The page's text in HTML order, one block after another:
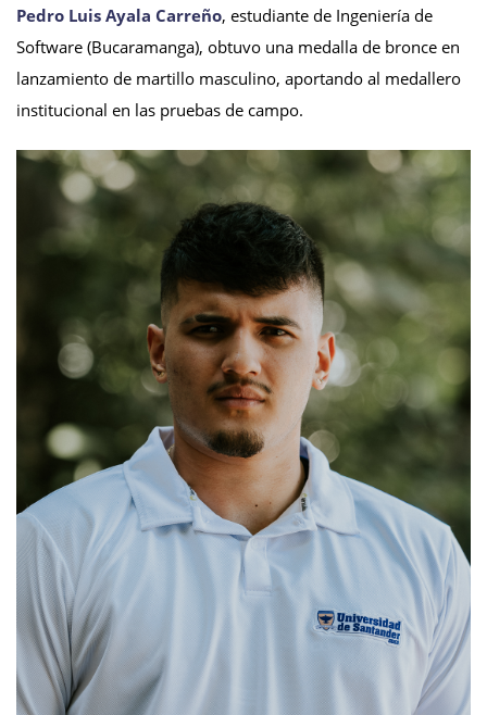
Pedro Luis Ayala Carreño, estudiante de Ingeniería de
Software (Bucaramanga), obtuvo una medalla de bronce en
lanzamiento de martillo masculino, aportando al medallero
institucional en las pruebas de campo.